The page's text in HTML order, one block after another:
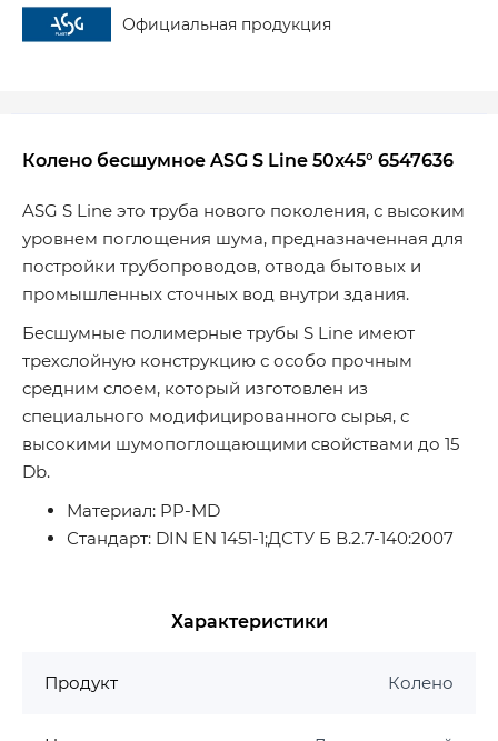
Официальная продукция
Колено бесшумное ASG S Line 50x45° 6547636
ASG S Line это труба нового поколения, с высоким
уровнем поглощения шума, предназначенная для
постройки трубопроводов, отвода бытовых и
промышленных сточных вод внутри здания.
Бесшумные полимерные трубы S Line имеют
трехслойную конструкцию с особо прочным
средним слоем, который изготовлен из
специального модифицированного сырья, с
высокими шумопоглощающими свойствами до 15
Db.
Материал: PP-MD
Стандарт: DIN EN 1451-1;ДСТУ Б В.2.7-140:2007
Характеристики
Продукт Колено